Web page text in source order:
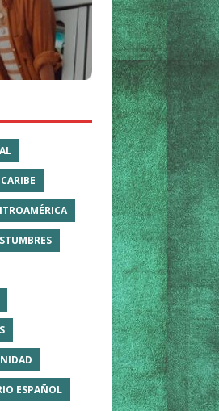
CARIBE
ESPAÑOL